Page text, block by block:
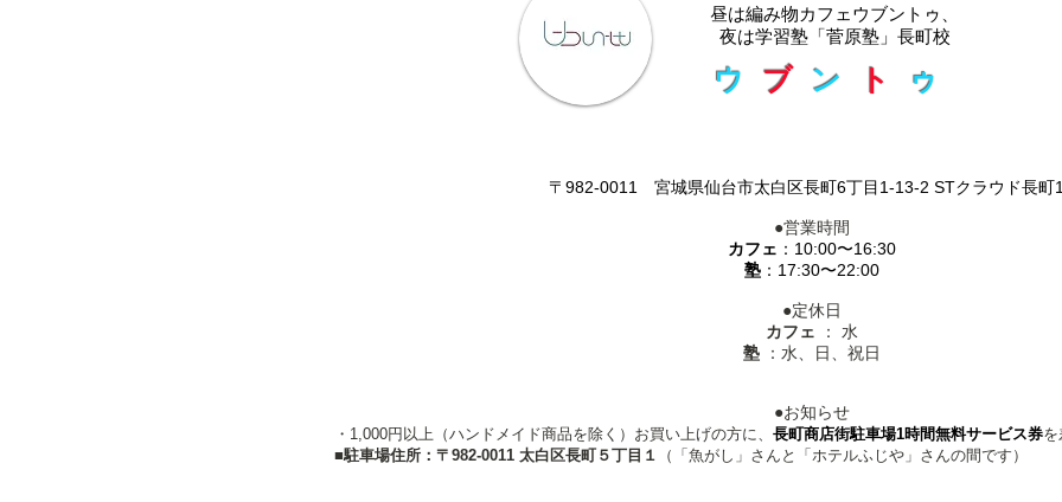
​昼は編み物カフェウブントゥ、
夜は学習塾「菅原塾」長町校
ウ ブ ン ト ゥ
〒982-0011 宮城県仙台市太白区長町6丁目1-13-2 STクラウド長町
●営業時間
カフェ ：10:00〜16:30
塾：17:30〜22:00
●定休日
カフェ ： 水
塾：水、日、祝日
●お知らせ
・1,000円以上（ハンドメイド商品を除く）お買い上げの方に、 長町商店街駐車場1時間無料サービス券を
■駐車場住所：〒982-0011 太白区長町５丁目１
（「魚がし」さんと「ホテルふじや」さんの間です）